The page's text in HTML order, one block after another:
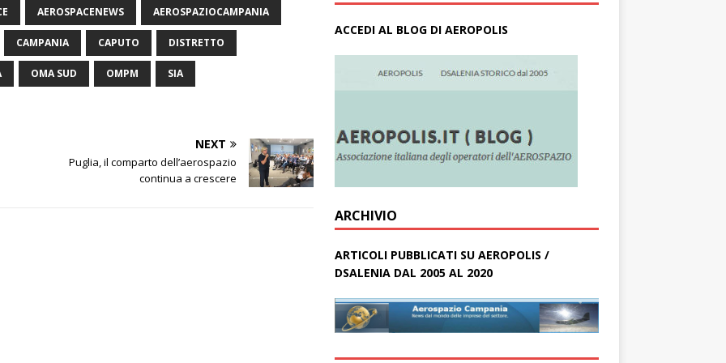
AEROSPACENEWS AEROSPAZIOCAMPANIA
CAMPANIA CAPUTO DISTRETTO
OMA SUD OMPM SIA
NEXT
Puglia, il comparto dell’aerospazio
continua a crescere
ACCEDI AL BLOG DI AEROPOLIS
ARCHIVIO
ARTICOLI PUBBLICATI SU AEROPOLIS /
DSALENIA DAL 2005 AL 2020